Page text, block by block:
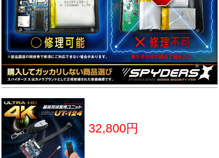
32,800円